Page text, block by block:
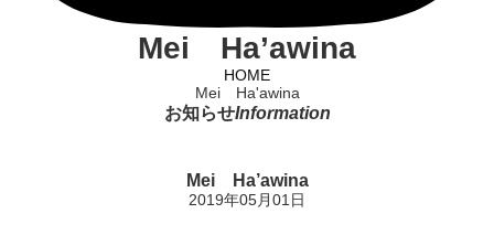
Mei Ha’awina
HOME
Mei Ha'awina
お知らせInformation
Mei Ha’awina
2019年05月01日